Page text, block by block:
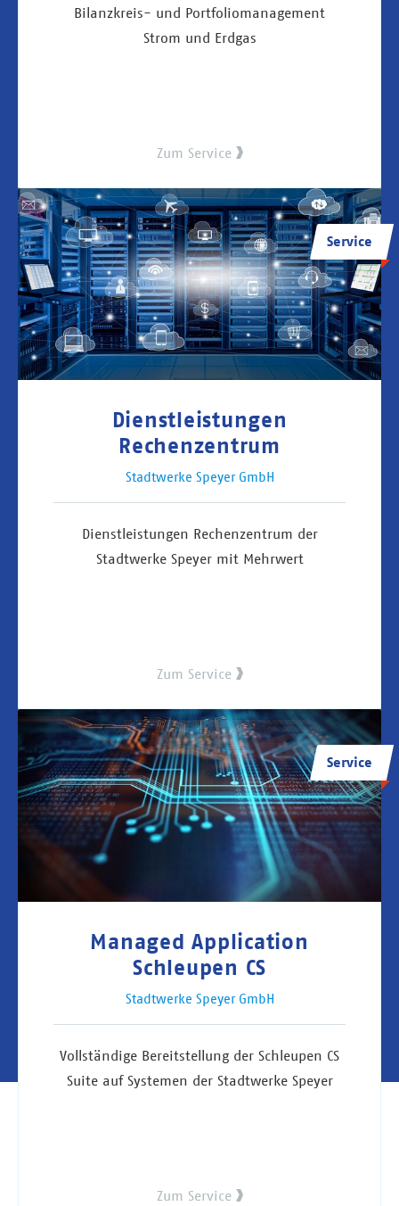
Bilanzkreis- und Portfoliomanagement
Strom und Erdgas
Zum Service
Service
Dienstleistungen
Rechenzentrum
Stadtwerke Speyer GmbH
Dienstleistungen Rechenzentrum der
Stadtwerke Speyer mit Mehrwert
Zum Service
Service
Managed Application
Schleupen CS
Stadtwerke Speyer GmbH
Vollständige Bereitstellung der Schleupen CS
Suite auf Systemen der Stadtwerke Speyer
Zum Service